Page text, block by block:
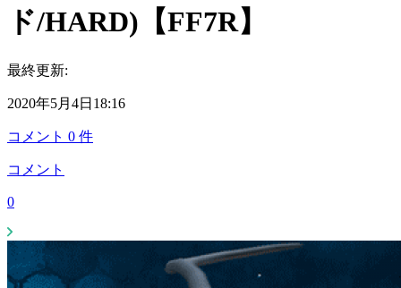
ド/HARD)【FF7R】
最終更新:
2020年5月4日18:16
コメント 0 件
コメント
0